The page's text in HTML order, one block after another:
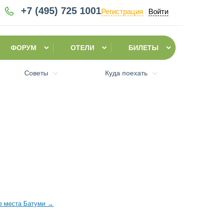
+7 (495) 725 1001Регистрация Войти
ФОРУМ ОТЕЛИ БИЛЕТЫ
Советы Куда поехать
места Батуми →